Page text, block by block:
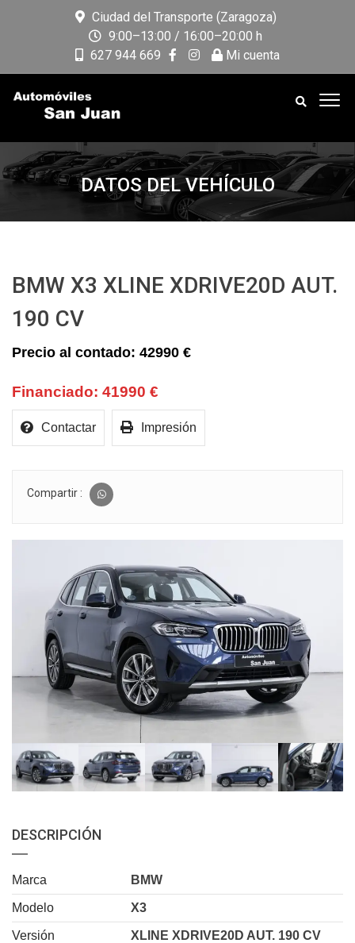
Ciudad del Transporte (Zaragoza)
9:00–13:00 / 16:00–20:00 h
627 944 669
Mi cuenta
DATOS DEL VEHÍCULO
BMW X3 XLINE XDRIVE20D AUT.
190 CV
42990 €
41990 €
Contactar Impresión
Compartir :
DESCRIPCIÓN
Marca BMW
Modelo X3
Versión XLINE XDRIVE20D AUT. 190 CV